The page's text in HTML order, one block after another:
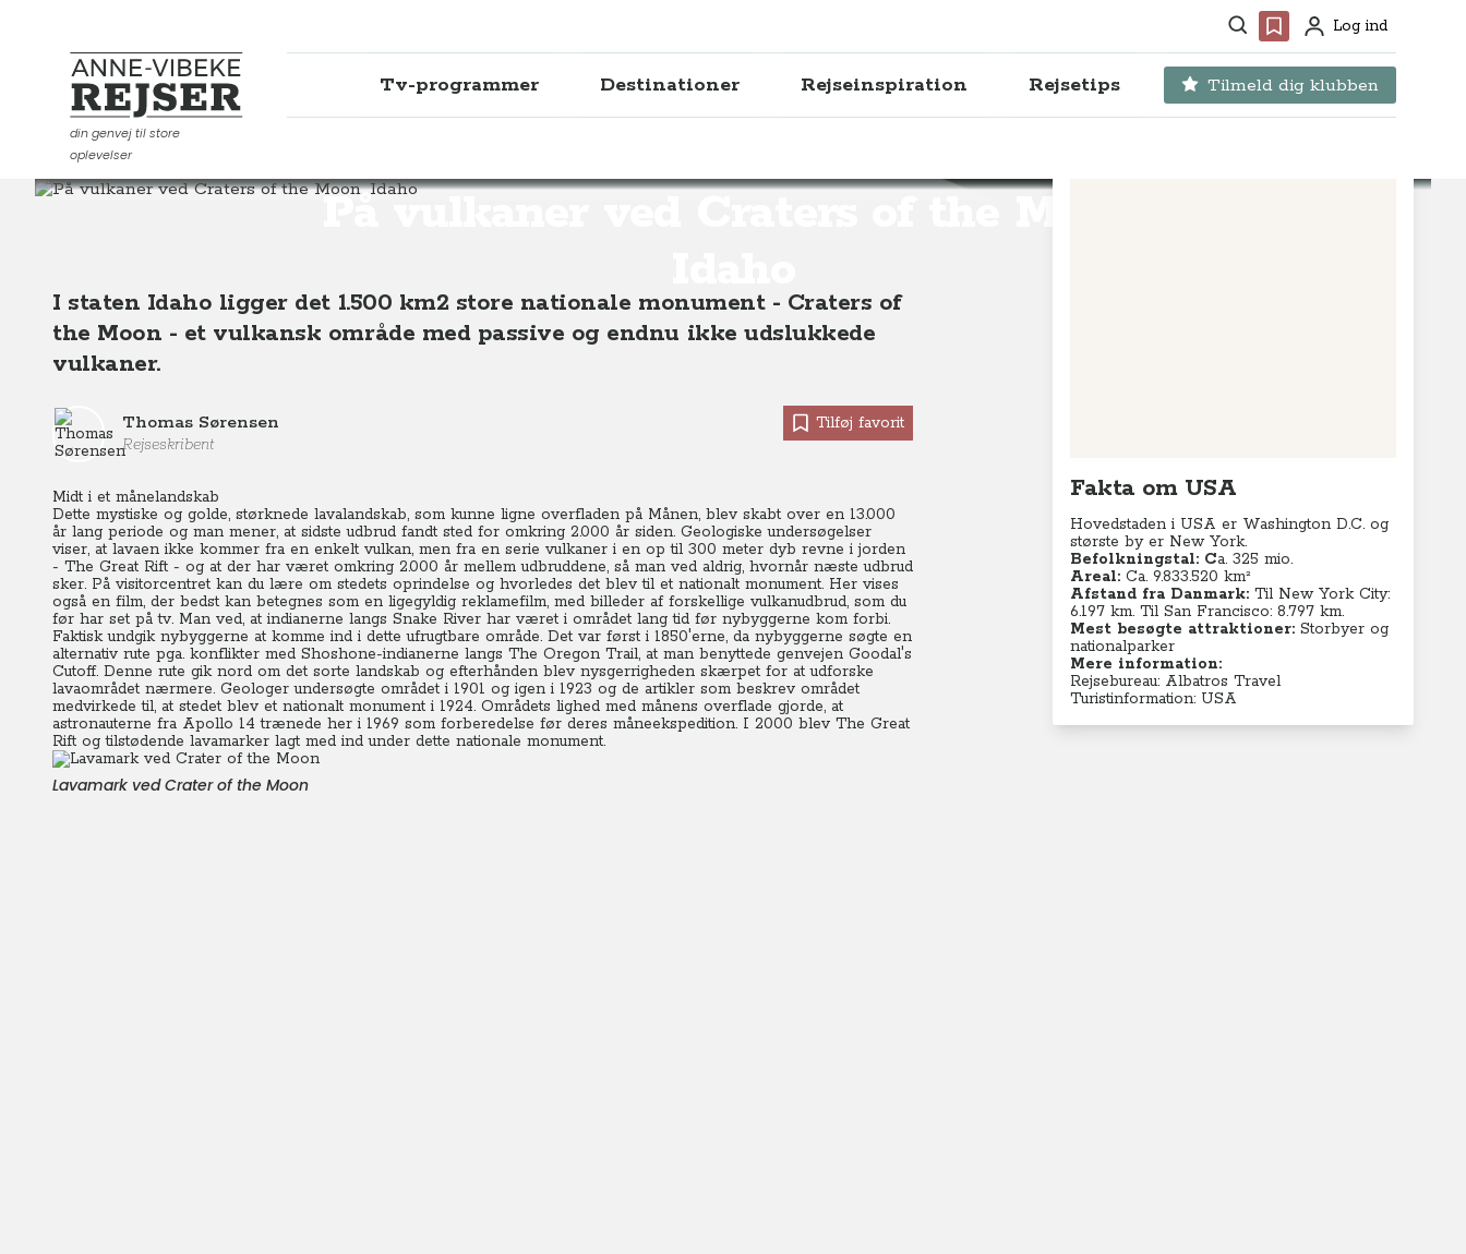
Søg Favoritter
ProfilLog ind
Anne-Vibeke Rejser
din genvej til store
oplevelser
Tv-programmer Destinationer Rejseinspiration Rejsetips Tilmeld dig klubben
På vulkaner ved Craters of the Moon,
Destinationer
I staten Idaho ligger det 1.500 km2 store nationale monument - Craters of
the Moon - et vulkansk område med passive og endnu ikke udslukkede
vulkaner.
Thomas Sørensen
Rejseskribent
Tilføj favorit
Midt i et månelandskab
Dette mystiske og golde, størknede lavalandskab, som kunne ligne overfladen på Månen, blev skabt over en 13.000
år lang periode og man mener, at sidste udbrud fandt sted for omkring 2.000 år siden. Geologiske undersøgelser
viser, at lavaen ikke kommer fra en enkelt vulkan, men fra en serie vulkaner i en op til 300 meter dyb revne i jorden
- The Great Rift - og at der har været omkring 2.000 år mellem udbruddene, så man ved aldrig, hvornår næste udbrud
sker. På visitorcentret kan du lære om stedets oprindelse og hvorledes det blev til et nationalt monument. Her vises
også en film, der bedst kan betegnes som en ligegyldig reklamefilm, med billeder af forskellige vulkanudbrud, som du
før har set på tv. Man ved, at indianerne langs Snake River har været i området lang tid før nybyggerne kom forbi.
Faktisk undgik nybyggerne at komme ind i dette ufrugtbare område. Det var først i 1850'erne, da nybyggerne søgte en
alternativ rute pga. konflikter med Shoshone-indianerne langs The Oregon Trail, at man benyttede genvejen Goodal's
Cutoff. Denne rute gik nord om det sorte landskab og efterhånden blev nysgerrigheden skærpet for at udforske
lavaområdet nærmere. Geologer undersøgte området i 1901 og igen i 1923 og de artikler som beskrev området
medvirkede til, at stedet blev et nationalt monument i 1924. Områdets lighed med månens overflade gjorde, at
astronauterne fra Apollo 14 trænede her i 1969 som forberedelse før deres måneekspedition. I 2000 blev The Great
Rift og tilstødende lavamarker lagt med ind under dette nationale monument.
Lavamark ved Crater of the Moon
Fakta om USA
Hovedstaden i USA er Washington D.C. og
største by er New York.
Befolkningstal: Ca. 325 mio.
Areal: Ca. 9.833.520 km²
Afstand fra Danmark: Til New York City:
6.197 km. Til San Francisco: 8.797 km.
Mest besøgte attraktioner: Storbyer og
nationalparker
Mere information:
Rejsebureau: Albatros Travel
Turistinformation: USA